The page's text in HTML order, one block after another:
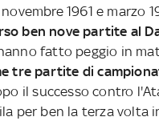
1961 e marzo
ben nove partite al
fatto peggio in
tre partite di
il successo contro
per ben la terza volta